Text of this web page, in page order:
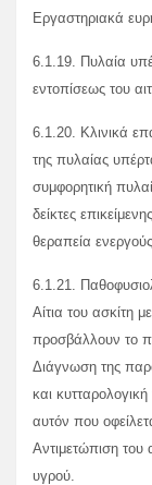
Εργαστηριακά
6.1.19. Πυλαία
εντοπίσεως του
6.1.20. Κλινικά
της πυλαίας
συμφορητική
δείκτες
θεραπεία
6.1.21.
Αίτια του ασκίτη
προσβάλλουν το
Διάγνωση της
και
αυτόν που
Αντιμετώπιση του
υγρού.